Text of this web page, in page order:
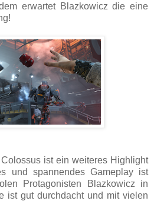
erwartet Blazkowicz die eine
ist ein weiteres Highlight
und spannendes Gameplay ist
Protagonisten Blazkowicz in
ist gut durchdacht und mit vielen